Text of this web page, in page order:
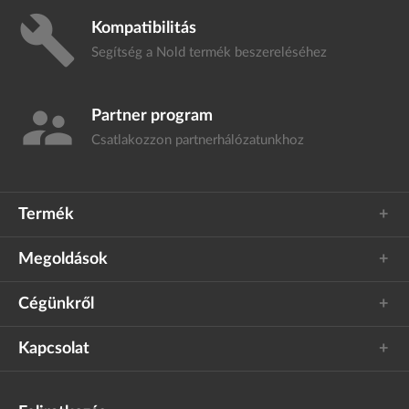
build Kompatibilitás
Segítség a Nold termék beszereléséhez
supervisor_account Partner program
Csatlakozzon partnerhálózatunkhoz
Termék
Megoldások
Cégünkről
Kapcsolat